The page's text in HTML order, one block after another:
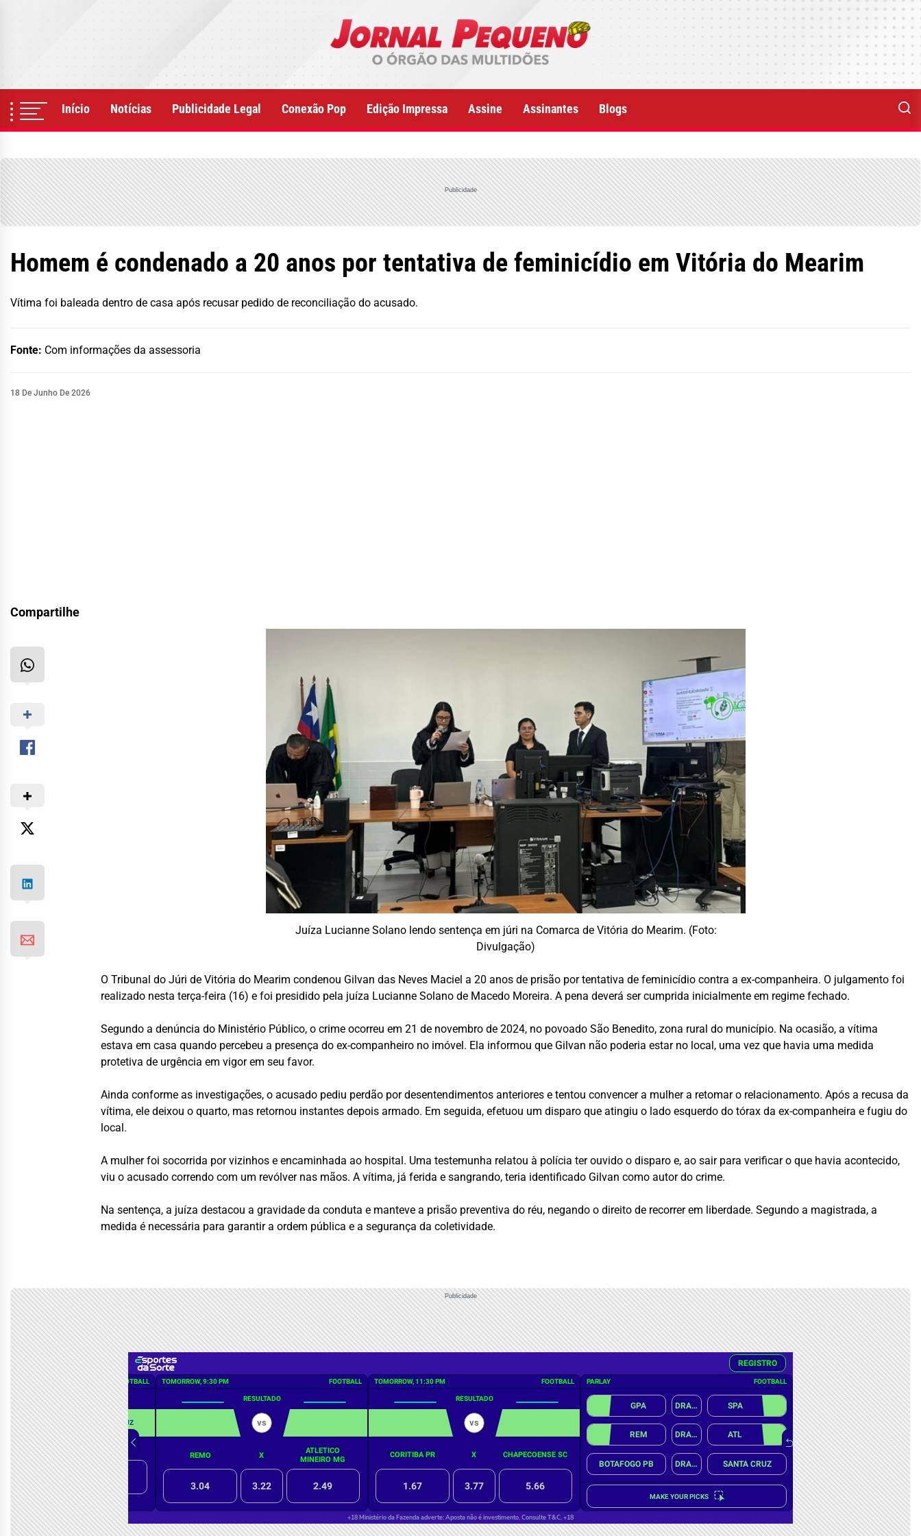
Início Notícias Publicidade Legal Conexão Pop Edição Impressa Assine Assinantes Blogs
Publicidade
Homem é condenado a 20 anos por tentativa de feminicídio em Vitória do Mearim
Vítima foi baleada dentro de casa após recusar pedido de reconciliação do acusado.
Fonte: Com informações da assessoria
18 De Junho De 2026
Compartilhe
Juíza Lucianne Solano lendo sentença em júri na Comarca de Vitória do Mearim. (Foto:
Divulgação)
O Tribunal do Júri de Vitória do Mearim condenou Gilvan das Neves Maciel a 20 anos de prisão por tentativa de feminicídio contra a ex-companheira. O julgamento foi
realizado nesta terça-feira (16) e foi presidido pela juíza Lucianne Solano de Macedo Moreira. A pena deverá ser cumprida inicialmente em regime fechado.
Segundo a denúncia do Ministério Público, o crime ocorreu em 21 de novembro de 2024, no povoado São Benedito, zona rural do município. Na ocasião, a vítima
estava em casa quando percebeu a presença do ex-companheiro no imóvel. Ela informou que Gilvan não poderia estar no local, uma vez que havia uma medida
protetiva de urgência em vigor em seu favor.
Ainda conforme as investigações, o acusado pediu perdão por desentendimentos anteriores e tentou convencer a mulher a retomar o relacionamento. Após a recusa da
vítima, ele deixou o quarto, mas retornou instantes depois armado. Em seguida, efetuou um disparo que atingiu o lado esquerdo do tórax da ex-companheira e fugiu do
local.
A mulher foi socorrida por vizinhos e encaminhada ao hospital. Uma testemunha relatou à polícia ter ouvido o disparo e, ao sair para verificar o que havia acontecido,
viu o acusado correndo com um revólver nas mãos. A vítima, já ferida e sangrando, teria identificado Gilvan como autor do crime.
Na sentença, a juíza destacou a gravidade da conduta e manteve a prisão preventiva do réu, negando o direito de recorrer em liberdade. Segundo a magistrada, a
medida é necessária para garantir a ordem pública e a segurança da coletividade.
Publicidade